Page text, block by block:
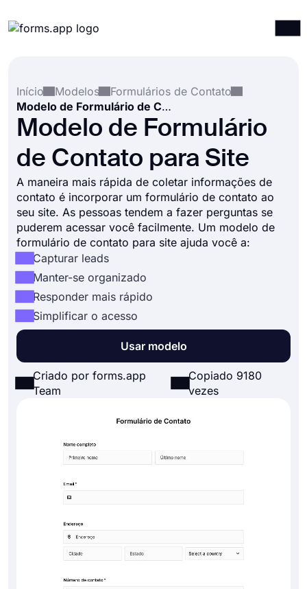
Integrações
Modelos
Recursos
Início
Modelos
Formulários de Contato
Modelo de Formulário de Contato para Site
Modelo de Formulário
de Contato para Site
A maneira mais rápida de coletar informações de
contato é incorporar um formulário de contato ao
seu site. As pessoas tendem a fazer perguntas se
puderem acessar você facilmente. Um modelo de
formulário de contato para site ajuda você a:
Capturar leads
Manter-se organizado
Responder mais rápido
Simplificar o acesso
Usar modelo
Criado por forms.app
Team
Copiado 9180
vezes